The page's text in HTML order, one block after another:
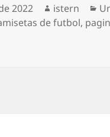
2022 Autor
istern
de futbol,